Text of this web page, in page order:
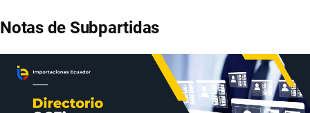
Notas de Subpartidas